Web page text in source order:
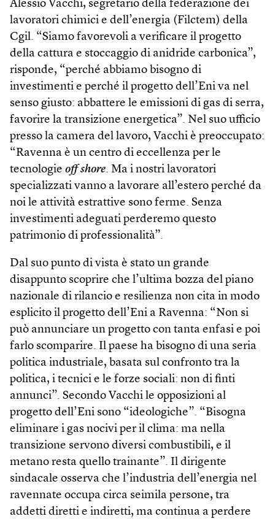
Alessio Vacchi, segretario della federazione dei
lavoratori chimici e dell’energia (Filctem) della
Cgil. “Siamo favorevoli a verificare il progetto
della cattura e stoccaggio di anidride carbonica”,
risponde, “perché abbiamo bisogno di
investimenti e perché il progetto dell’Eni va nel
senso giusto: abbattere le emissioni di gas di serra,
favorire la transizione energetica”. Nel suo ufficio
presso la camera del lavoro, Vacchi è preoccupato:
“Ravenna è un centro di eccellenza per le
tecnologie off shore. Ma i nostri lavoratori
specializzati vanno a lavorare all’estero perché da
noi le attività estrattive sono ferme. Senza
investimenti adeguati perderemo questo
patrimonio di professionalità”.
Dal suo punto di vista è stato un grande
disappunto scoprire che l’ultima bozza del piano
nazionale di rilancio e resilienza non cita in modo
esplicito il progetto dell’Eni a Ravenna: “Non si
può annunciare un progetto con tanta enfasi e poi
farlo scomparire. Il paese ha bisogno di una seria
politica industriale, basata sul confronto tra la
politica, i tecnici e le forze sociali: non di finti
annunci”. Secondo Vacchi le opposizioni al
progetto dell’Eni sono “ideologiche”. “Bisogna
eliminare i gas nocivi per il clima: ma nella
transizione servono diversi combustibili, e il
metano resta quello trainante”. Il dirigente
sindacale osserva che l’industria dell’energia nel
ravennate occupa circa seimila persone, tra
addetti diretti e indiretti, ma continua a perdere